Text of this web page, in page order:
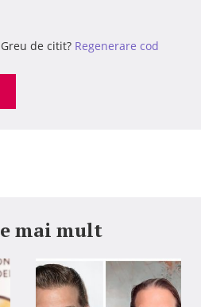
Greu de citit? Regenerare cod
mai mult